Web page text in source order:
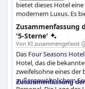
bietet dieses Hotel
modernem Luxus. Es
wenige Schritte vom
erstklassige Lage und
Zusammenfassung
'5-Sterne'
Von KI zusammengefasst
Das Four Seasons
Hotel, das die
zweifelsohne eines der
außergewöhnlichem
Zusammenfassung